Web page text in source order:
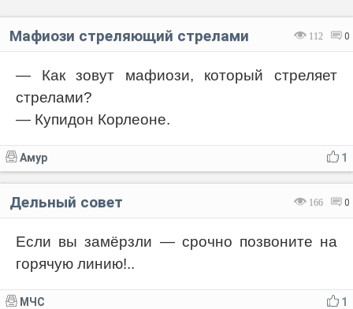
112 0
Мафиози стреляющий стрелами
— Как зовут мафиози, который стреляет
стрелами?
— Купидон Корлеоне.
1
Амур
166 0
Дельный совет
Если вы замёрзли — срочно позвоните на
горячую линию!..
1
МЧС